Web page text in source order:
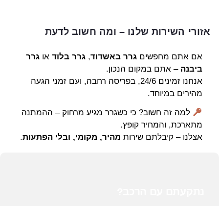
אזורי השירות שלנו – ומה חשוב לדעת
אם אתם מחפשיםגרר באשדוד,גרר בלוד אוגרר
ביבנה – אתם במקום הנכון.
אנחנו זמינים 24/6, בפריסה רחבה, ועם זמני הגעה
מהירים במיוחד.
למה זה חשוב? כי כשגרר מגיע מרחוק – ההמתנה
מתארכת, והמחיר קופץ.
אצלנו – קיבלתם שירות מהיר, מקומי, ובלי הפתעות.